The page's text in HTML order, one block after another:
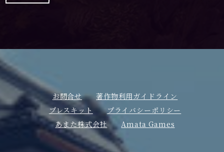
お問合せ
著作物利用ガイドライン
プレスキット
プライバシーポリシー
あまた株式会社
Amata Games